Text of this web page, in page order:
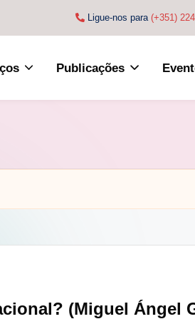
Ligue-nos para (+351)
Publicações
(Miguel Ángel